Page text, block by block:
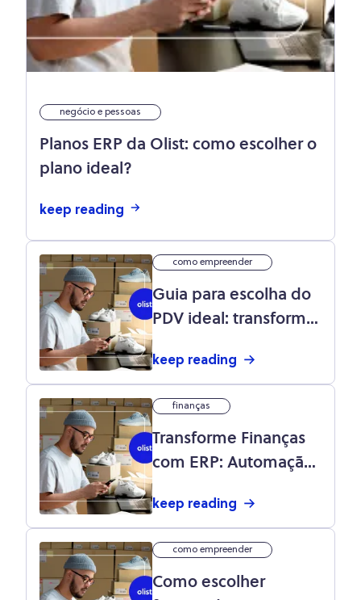
negócio e pessoas
Planos ERP da Olist: como escolher o
plano ideal?
keep reading
como empreender
Guia para escolha do
PDV ideal: transforme
negócio
keep reading
finanças
Transforme Finanças
com ERP: Automação
keep reading
como empreender
Como escolher